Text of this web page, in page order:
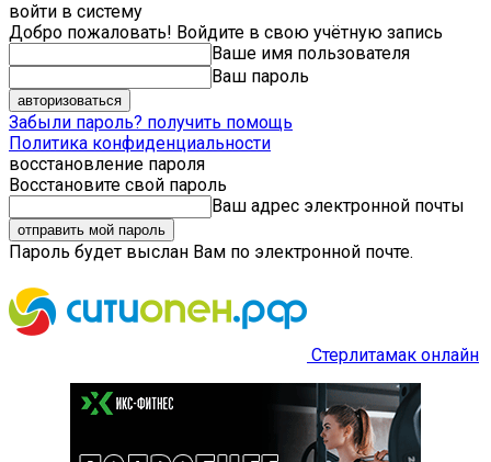
войти в систему
Добро пожаловать! Войдите в свою учётную запись
Ваше имя пользователя
Ваш пароль
Забыли пароль? получить помощь
Политика конфиденциальности
восстановление пароля
Восстановите свой пароль
Ваш адрес электронной почты
Пароль будет выслан Вам по электронной почте.
Стерлитамак онлайн